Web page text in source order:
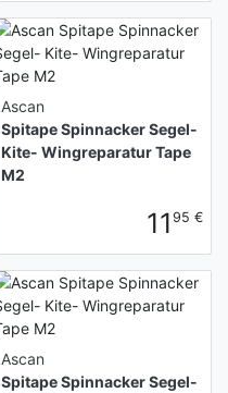
Ascan
Spitape Spinnacker Segel-
Kite- Wingreparatur Tape
M2
11 95 €
Ascan
Spitape Spinnacker Segel-